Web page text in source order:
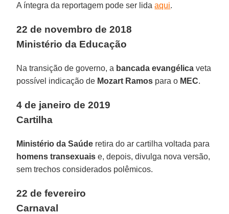
A íntegra da reportagem pode ser lidaaqui.
22 de novembro de 2018
Ministério da Educação
Na transição de governo, a bancada evangélica veta
possível indicação de Mozart Ramos para o MEC.
4 de janeiro de 2019
Cartilha
Ministério da Saúde retira do ar cartilha voltada para
homens transexuais e, depois, divulga nova versão,
sem trechos considerados polêmicos.
22 de fevereiro
Carnaval